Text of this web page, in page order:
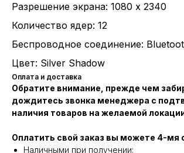
Разрешение экрана: 1080 x 2340
Количество ядер: 12
Беспроводное соединение:
Цвет: Silver Shadow
Оплата и доставка
Обратите внимание, прежде чем
дождитесь звонка менеджера с
наличия товаров на желаемой
Оплатить свой заказ вы можете 4-мя
Наличными при получении;